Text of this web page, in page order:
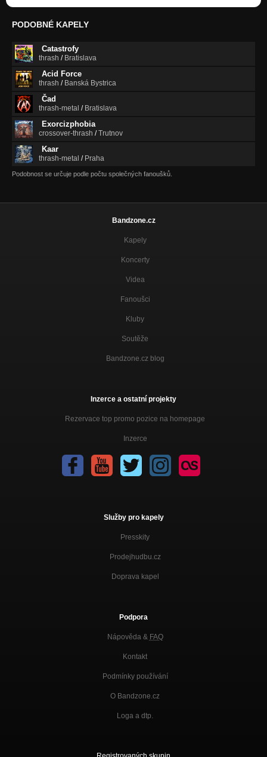
PODOBNÉ KAPELY
Catastrofy
thrash / Bratislava
Acid Force
thrash / Banská Bystrica
Čad
thrash-metal / Bratislava
Exorcizphobia
crossover-thrash /Trutnov
Kaar
thrash-metal / Praha
Podobnost se určuje podle počtu společných fanoušků.
Bandzone.cz
Kapely
Koncerty
Videa
Fanoušci
Kluby
Soutěže
Bandzone.cz blog
Inzerce a ostatní projekty
Rezervace top promo pozice na homepage
Inzerce
Služby pro kapely
Presskity
Prodejhudbu.cz
Doprava kapel
Podpora
Nápověda & FAQ
Kontakt
Podmínky používání
O Bandzone.cz
Loga a dtp.